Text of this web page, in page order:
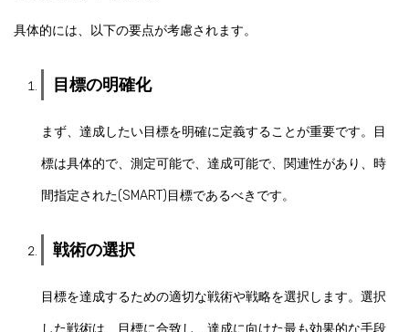
具体的には、以下の要点が考慮されます。
目標の明確化
まず、達成したい目標を明確に定義することが重要です。目
標は具体的で、測定可能で、達成可能で、関連性があり、時
間指定された(SMART)目標であるべきです。
戦術の選択
目標を達成するための適切な戦術や戦略を選択します。選択